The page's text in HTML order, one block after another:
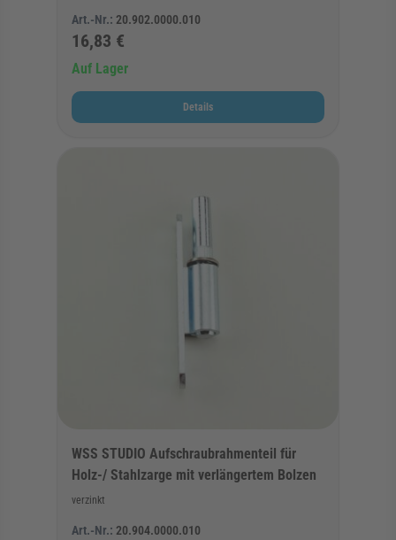
Art.-Nr.: 20.902.0000.010
16,83 €
Auf Lager
Details
WSS STUDIO Aufschraubrahmenteil für
Holz-/ Stahlzarge mit verlängertem Bolzen
verzinkt
Art.-Nr.: 20.904.0000.010